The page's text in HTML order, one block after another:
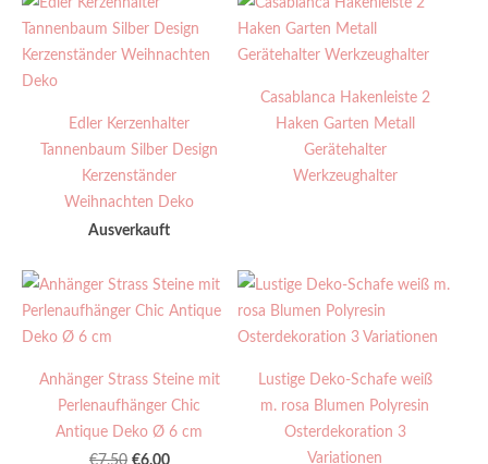
Edler Kerzenhalter
Tannenbaum Silber Design
Kerzenständer
Weihnachten Deko
Ausverkauft
Casablanca Hakenleiste 2
Haken Garten Metall
Gerätehalter
Werkzeughalter
Anhänger Strass Steine mit
Perlenaufhänger Chic
Antique Deko Ø 6 cm
€7.50 €6.00
Lustige Deko-Schafe weiß
m. rosa Blumen Polyresin
Osterdekoration 3
Variationen